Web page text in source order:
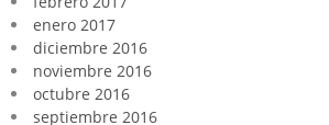
enero 2017
diciembre 2016
noviembre 2016
octubre 2016
septiembre 2016